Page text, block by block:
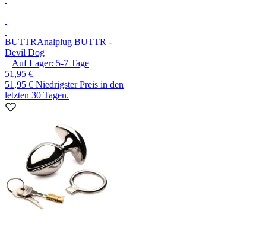
BUTTRAnalplug BUTTR -
Devil Dog
Auf Lager: 5-7 Tage
51,95 €
51,95 € Niedrigster Preis in den
letzten 30 Tagen.